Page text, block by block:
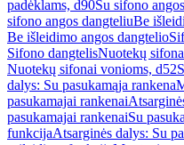
padėklams, d90Su sifono
sifono angos dangteliuBe
Be išleidimo angos dangtelio
Sifono dangtelisNuotekų
Nuotekų sifonai vonioms, d52
dalys: Su pasukamąja rankena
pasukamajai rankenai
pasukamajai rankenaiSu
funkcijaAtsarginės dalys: Su